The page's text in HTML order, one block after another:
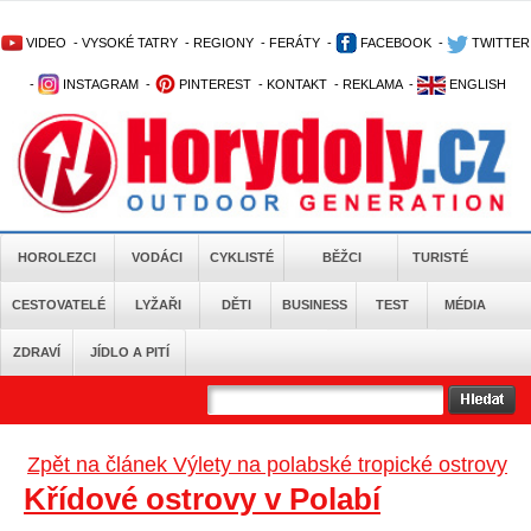
VIDEO - VYSOKÉ TATRY - REGIONY - FERÁTY - FACEBOOK - TWITTER
- INSTAGRAM - PINTEREST - KONTAKT - REKLAMA - ENGLISH
HOROLEZCI VODÁCI CYKLISTÉ BĚŽCI TURISTÉ
CESTOVATELÉ LYŽAŘI DĚTI BUSINESS TEST MÉDIA
ZDRAVÍ JÍDLO A PITÍ
Zpět na článek Výlety na polabské tropické ostrovy
Křídové ostrovy v Polabí